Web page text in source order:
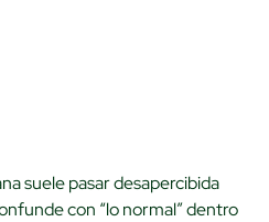
suele pasar desapercibida
con “lo normal” dentro